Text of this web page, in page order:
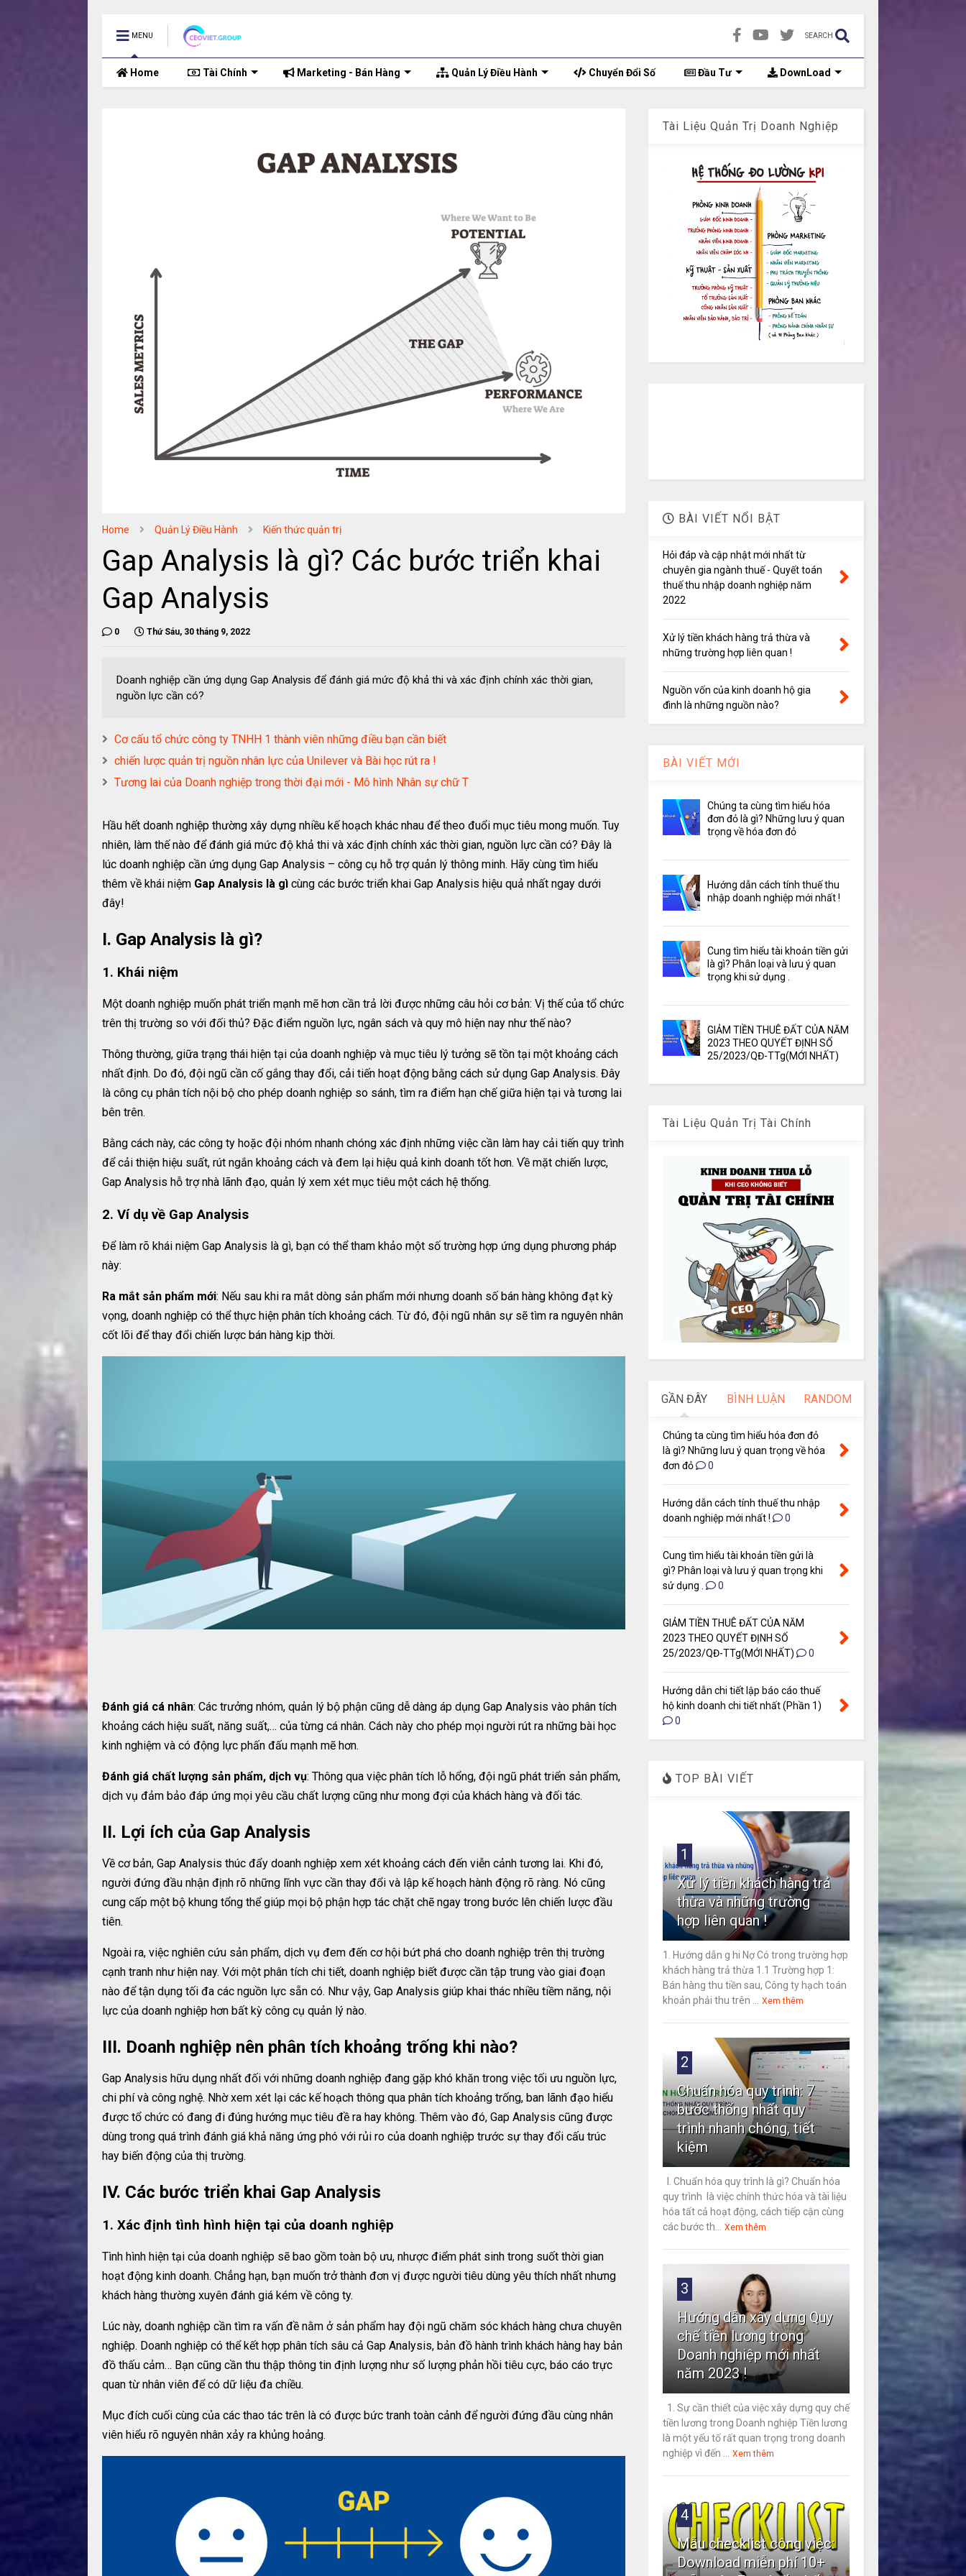
MENU SEARCH
Home Tài Chính Marketing - Bán Hàng Quản Lý Điều Hành Chuyển Đổi Số Đầu Tư DownLoad
Home Quản Lý Điều Hành Kiến thức quản trị
Gap Analysis là gì? Các bước triển khai
Gap Analysis
0 Thứ Sáu, 30 tháng 9, 2022
Doanh nghiệp cần ứng dụng Gap Analysis để đánh giá mức độ khả thi và xác định chính xác thời gian,
nguồn lực cần có?
Cơ cấu tổ chức công ty TNHH 1 thành viên những điều bạn cần biết
chiến lược quản trị nguồn nhân lực của Unilever và Bài học rút ra !
Tương lai của Doanh nghiệp trong thời đại mới - Mô hình Nhân sự chữ T
Hầu hết doanh nghiệp thường xây dựng nhiều kế hoạch khác nhau để theo đuổi mục tiêu mong muốn. Tuy
nhiên, làm thế nào để đánh giá mức độ khả thi và xác định chính xác thời gian, nguồn lực cần có? Đây là
lúc doanh nghiệp cần ứng dụng Gap Analysis – công cụ hỗ trợ quản lý thông minh. Hãy cùng tìm hiểu
thêm về khái niệm Gap Analysis là gì cùng các bước triển khai Gap Analysis hiệu quả nhất ngay dưới
đây!
I. Gap Analysis là gì?
1. Khái niệm
Một doanh nghiệp muốn phát triển mạnh mẽ hơn cần trả lời được những câu hỏi cơ bản: Vị thế của tổ chức
trên thị trường so với đối thủ? Đặc điểm nguồn lực, ngân sách và quy mô hiện nay như thế nào?
Thông thường, giữa trạng thái hiện tại của doanh nghiệp và mục tiêu lý tưởng sẽ tồn tại một khoảng cách
nhất định. Do đó, đội ngũ cần cố gắng thay đổi, cải tiến hoạt động bằng cách sử dụng Gap Analysis. Đây
là công cụ phân tích nội bộ cho phép doanh nghiệp so sánh, tìm ra điểm hạn chế giữa hiện tại và tương lai
bên trên.
Bằng cách này, các công ty hoặc đội nhóm nhanh chóng xác định những việc cần làm hay cải tiến quy trình
để cải thiện hiệu suất, rút ngắn khoảng cách và đem lại hiệu quả kinh doanh tốt hơn. Về mặt chiến lược,
Gap Analysis hỗ trợ nhà lãnh đạo, quản lý xem xét mục tiêu một cách hệ thống.
2. Ví dụ về Gap Analysis
Để làm rõ khái niệm Gap Analysis là gì, bạn có thể tham khảo một số trường hợp ứng dụng phương pháp
này:
Ra mắt sản phẩm mới: Nếu sau khi ra mắt dòng sản phẩm mới nhưng doanh số bán hàng không đạt kỳ
vọng, doanh nghiệp có thể thực hiện phân tích khoảng cách. Từ đó, đội ngũ nhân sự sẽ tìm ra nguyên nhân
cốt lõi để thay đổi chiến lược bán hàng kịp thời.
Đánh giá cá nhân: Các trưởng nhóm, quản lý bộ phận cũng dễ dàng áp dụng Gap Analysis vào phân tích
khoảng cách hiệu suất, năng suất,… của từng cá nhân. Cách này cho phép mọi người rút ra những bài học
kinh nghiệm và có động lực phấn đấu mạnh mẽ hơn.
Đánh giá chất lượng sản phẩm, dịch vụ: Thông qua việc phân tích lỗ hổng, đội ngũ phát triển sản phẩm,
dịch vụ đảm bảo đáp ứng mọi yêu cầu chất lượng cũng như mong đợi của khách hàng và đối tác.
II. Lợi ích của Gap Analysis
Về cơ bản, Gap Analysis thúc đẩy doanh nghiệp xem xét khoảng cách đến viễn cảnh tương lai. Khi đó,
người đứng đầu nhận định rõ những lĩnh vực cần thay đổi và lập kế hoạch hành động rõ ràng. Nó cũng
cung cấp một bộ khung tổng thể giúp mọi bộ phận hợp tác chặt chẽ ngay trong bước lên chiến lược đầu
tiên.
Ngoài ra, việc nghiên cứu sản phẩm, dịch vụ đem đến cơ hội bứt phá cho doanh nghiệp trên thị trường
cạnh tranh như hiện nay. Với một phân tích chi tiết, doanh nghiệp biết được cần tập trung vào giai đoạn
nào để tận dụng tối đa các nguồn lực sẵn có. Như vậy, Gap Analysis giúp khai thác nhiều tiềm năng, nội
lực của doanh nghiệp hơn bất kỳ công cụ quản lý nào.
III. Doanh nghiệp nên phân tích khoảng trống khi nào?
Gap Analysis hữu dụng nhất đối với những doanh nghiệp đang gặp khó khăn trong việc tối ưu nguồn lực,
chi phí và công nghệ. Nhờ xem xét lại các kế hoạch thông qua phân tích khoảng trống, ban lãnh đạo hiểu
được tổ chức có đang đi đúng hướng mục tiêu đề ra hay không. Thêm vào đó, Gap Analysis cũng được
dùng trong quá trình đánh giá khả năng ứng phó với rủi ro của doanh nghiệp trước sự thay đổi cấu trúc
hay biến động của thị trường.
IV. Các bước triển khai Gap Analysis
1. Xác định tình hình hiện tại của doanh nghiệp
Tình hình hiện tại của doanh nghiệp sẽ bao gồm toàn bộ ưu, nhược điểm phát sinh trong suốt thời gian
hoạt động kinh doanh. Chẳng hạn, bạn muốn trở thành đơn vị được người tiêu dùng yêu thích nhất nhưng
khách hàng thường xuyên đánh giá kém về công ty.
Lúc này, doanh nghiệp cần tìm ra vấn đề nằm ở sản phẩm hay đội ngũ chăm sóc khách hàng chưa chuyên
nghiệp. Doanh nghiệp có thể kết hợp phân tích sâu cả Gap Analysis, bản đồ hành trình khách hàng hay bản
đồ thấu cảm… Bạn cũng cần thu thập thông tin định lượng như số lượng phản hồi tiêu cực, báo cáo trực
quan từ nhân viên để có dữ liệu đa chiều.
Mục đích cuối cùng của các thao tác trên là có được bức tranh toàn cảnh để người đứng đầu cùng nhân
viên hiểu rõ nguyên nhân xảy ra khủng hoảng.
Tài Liệu Quản Trị Doanh Nghiệp
BÀI VIẾT NỔI BẬT
Hỏi đáp và cập nhật mới nhất từ
chuyên gia ngành thuế - Quyết toán
thuế thu nhập doanh nghiệp năm
2022
Xử lý tiền khách hàng trả thừa và
những trường hợp liên quan !
Nguồn vốn của kinh doanh hộ gia
đình là những nguồn nào?
BÀI VIẾT MỚI
Chúng ta cùng tìm hiểu hóa
đơn đỏ là gì? Những lưu ý quan
trọng về hóa đơn đỏ
Hướng dẫn cách tính thuế thu
nhập doanh nghiệp mới nhất !
Cung tìm hiểu tài khoản tiền gửi
là gì? Phân loại và lưu ý quan
trọng khi sử dụng .
GIẢM TIỀN THUÊ ĐẤT CỦA NĂM
2023 THEO QUYẾT ĐỊNH SỐ
25/2023/QĐ-TTg(MỚI NHẤT)
Tài Liệu Quản Trị Tài Chính
GẦN ĐÂY BÌNH LUẬN RANDOM
Chúng ta cùng tìm hiểu hóa đơn đỏ
là gì? Những lưu ý quan trọng về hóa
đơn đỏ
0
Hướng dẫn cách tính thuế thu nhập
doanh nghiệp mới nhất !
0
Cung tìm hiểu tài khoản tiền gửi là
gì? Phân loại và lưu ý quan trọng khi
sử dụng .
0
GIẢM TIỀN THUÊ ĐẤT CỦA NĂM
2023 THEO QUYẾT ĐỊNH SỐ
25/2023/QĐ-TTg(MỚI NHẤT)
0
Hướng dẫn chi tiết lập báo cáo thuế
hộ kinh doanh chi tiết nhất (Phần 1)
0
TOP BÀI VIẾT
1
Xử lý tiền khách hàng trả
thừa và những trường
hợp liên quan !
1. Hướng dẫn g hi Nợ Có trong trường hợp
khách hàng trả thừa 1.1 Trường hợp 1:
Bán hàng thu tiền sau, Công ty hạch toán
khoản phải thu trên ... Xem thêm
2
Chuẩn hóa quy trình: 7
bước thống nhất quy
trình nhanh chóng, tiết
kiệm
I. Chuẩn hóa quy trình là gì? Chuẩn hóa
quy trình là việc chính thức hóa và tài liệu
hóa tất cả hoạt động, cách tiếp cận cùng
các bước th... Xem thêm
3
Hướng dẫn xây dựng Quy
chế tiền lương trong
Doanh nghiệp mới nhất
năm 2023 !
1. Sự cần thiết của việc xây dựng quy chế
tiền lương trong Doanh nghiệp Tiền lương
là một yếu tố rất quan trọng trong doanh
nghiệp vì đến ... Xem thêm
4
Mẫu checklist công việc:
Download miễn phí 10+